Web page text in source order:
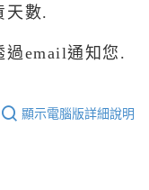
天數.
過email通知您.
顯示電腦版詳細說明